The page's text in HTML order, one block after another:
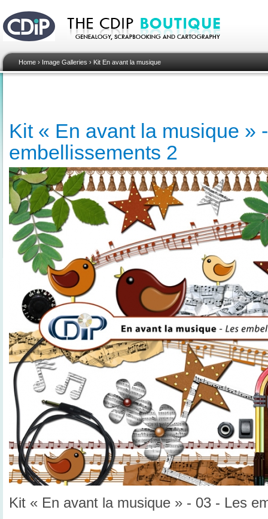
Home › Image Galleries › Kit En avant la musique
Kit « En avant la musique »
embellissements 2
Kit « En avant la musique » - 03 - Les